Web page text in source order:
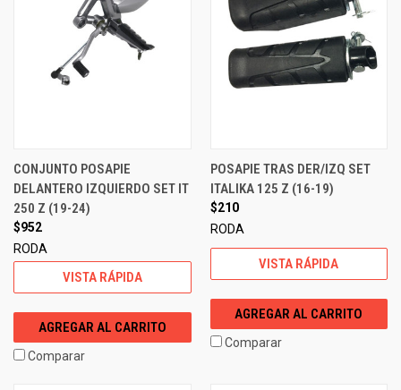
CONJUNTO POSAPIE
DELANTERO IZQUIERDO SET IT
250 Z (19-24)
$952
RODA
VISTA RÁPIDA
AGREGAR AL CARRITO
Comparar
POSAPIE TRAS DER/IZQ SET
ITALIKA 125 Z (16-19)
$210
RODA
VISTA RÁPIDA
AGREGAR AL CARRITO
Comparar